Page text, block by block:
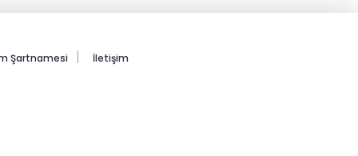
Şartnamesi İletişim